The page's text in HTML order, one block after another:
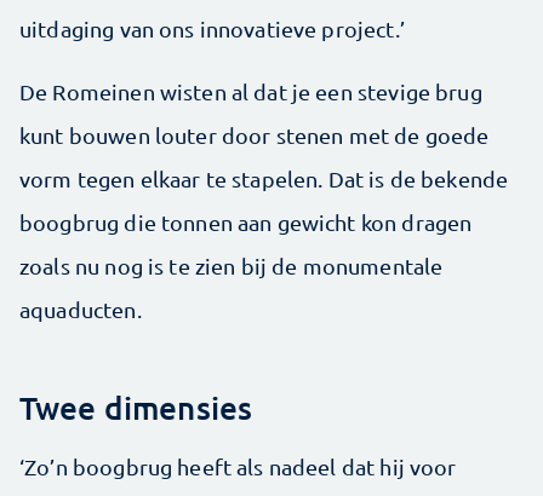
uitdaging van ons innovatieve project.’
De Romeinen wisten al dat je een stevige brug
kunt bouwen louter door stenen met de goede
vorm tegen elkaar te stapelen. Dat is de bekende
boogbrug die tonnen aan gewicht kon dragen
zoals nu nog is te zien bij de monumentale
aquaducten.
Twee dimensies
‘Zo’n boogbrug heeft als nadeel dat hij voor